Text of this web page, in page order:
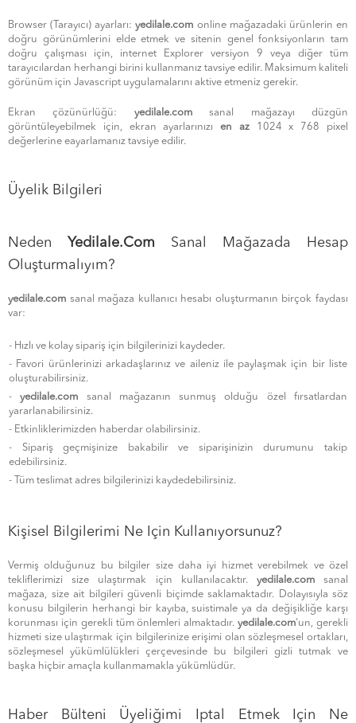
Browser (Tarayıcı) ayarları:yedilale.com online mağazadaki ürünlerin en
doğru görünümlerini elde etmek ve sitenin genel fonksiyonların tam
doğru çalışması için, internet Explorer versiyon 9 veya diğer tüm
tarayıcılardan herhangi birini kullanmanız tavsiye edilir. Maksimum kaliteli
görünüm için Javascript uygulamalarını aktive etmeniz gerekir.
Ekran çözünürlüğü: yedilale.comsanal mağazayı düzgün
görüntüleyebilmek için, ekran ayarlarınızıen az1024 x 768 pixel
değerlerine eayarlamanız tavsiye edilir.
Üyelik Bilgileri
Neden Yedilale.com Sanal Mağazada Hesap
Oluşturmalıyım?
yedilale.com sanal mağaza kullanıcı hesabı oluşturmanın birçok faydası
var:
- Hızlı ve kolay sipariş için bilgilerinizi kaydeder.
- Favori ürünlerinizi arkadaşlarınız ve aileniz ile paylaşmak için bir liste
oluşturabilirsiniz.
-yedilale.com sanal mağazanın sunmuş olduğu özel fırsatlardan
yararlanabilirsiniz.
- Etkinliklerimizden haberdar olabilirsiniz.
- Sipariş geçmişinize bakabilir ve siparişinizin durumunu takip
edebilirsiniz.
- Tüm teslimat adres bilgilerinizi kaydedebilirsiniz.
Kişisel Bilgilerimi Ne Için Kullanıyorsunuz?
Vermiş olduğunuz bu bilgiler size daha iyi hizmet verebilmek ve özel
tekliflerimizi size ulaştırmak için kullanılacaktır. yedilale.comsanal
mağaza, size ait bilgileri güvenli biçimde saklamaktadır. Dolayısıyla söz
konusu bilgilerin herhangi bir kayıba, suistimale ya da değişikliğe karşı
korunması için gerekli tüm önlemleri almaktadır.yedilale.com'un, gerekli
hizmeti size ulaştırmak için bilgilerinize erişimi olan sözleşmesel ortakları,
sözleşmesel yükümlülükleri çerçevesinde bu bilgileri gizli tutmak ve
başka hiçbir amaçla kullanmamakla yükümlüdür.
Haber Bülteni Üyeliğimi Iptal Etmek Için Ne